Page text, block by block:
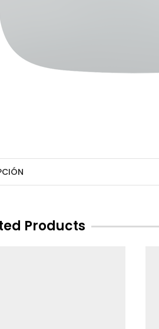
Products